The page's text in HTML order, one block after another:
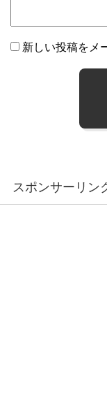
新しい投稿をメ
スポンサーリン